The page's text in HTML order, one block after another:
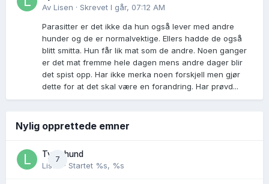
Av Lisen · Skrevet I går, 07:12 AM
Parasitter er det ikke da hun også lever med andre
hunder og de er normalvektige. Ellers hadde de også
blitt smitta. Hun får lik mat som de andre. Noen ganger
er det mat fremme hele dagen mens andre dager blir
det spist opp. Har ikke merka noen forskjell men gjør
dette for at det skal være en forandring. Har prøvd...
Nylig opprettede emner
7
Tynn hund
Lisen
· Startet %s, %s